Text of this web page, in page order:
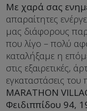
Με χαρά σας
απαραίτητες
μας διάφορους
που λίγο – πολύ
καταλήξαμε η
στις εξαιρετικές,
εγκαταστάσεις
MARATHON
Φειδιππίδου 94,